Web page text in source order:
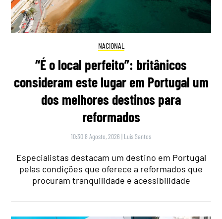
NACIONAL
“É o local perfeito”: britânicos
consideram este lugar em Portugal um
dos melhores destinos para
reformados
10:30 8 Agosto, 2026 | Luís Santos
Especialistas destacam um destino em Portugal
pelas condições que oferece a reformados que
procuram tranquilidade e acessibilidade